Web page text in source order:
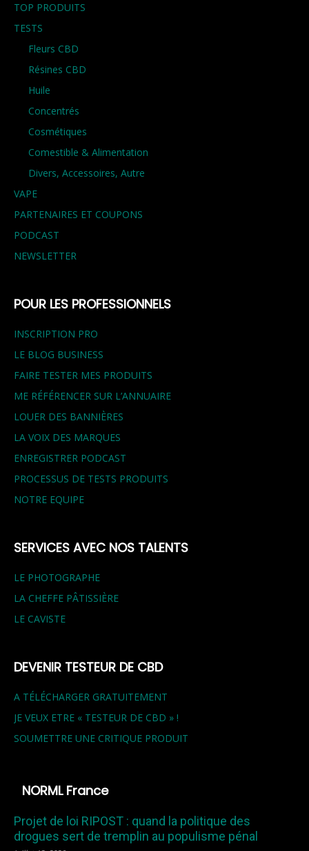
TOP PRODUITS
TESTS
Fleurs CBD
Résines CBD
Huile
Concentrés
Cosmétiques
Comestible & Alimentation
Divers, Accessoires, Autre
VAPE
PARTENAIRES ET COUPONS
PODCAST
NEWSLETTER
POUR LES PROFESSIONNELS
INSCRIPTION PRO
LE BLOG BUSINESS
FAIRE TESTER MES PRODUITS
ME RÉFÉRENCER SUR L’ANNUAIRE
LOUER DES BANNIÈRES
LA VOIX DES MARQUES
ENREGISTRER PODCAST
PROCESSUS DE TESTS PRODUITS
NOTRE EQUIPE
SERVICES AVEC NOS TALENTS
LE PHOTOGRAPHE
LA CHEFFE PÂTISSIÈRE
LE CAVISTE
DEVENIR TESTEUR DE CBD
A TÉLÉCHARGER GRATUITEMENT
JE VEUX ETRE « TESTEUR DE CBD » !
SOUMETTRE UNE CRITIQUE PRODUIT
NORML France
Projet de loi RIPOST : quand la politique des
drogues sert de tremplin au populisme pénal